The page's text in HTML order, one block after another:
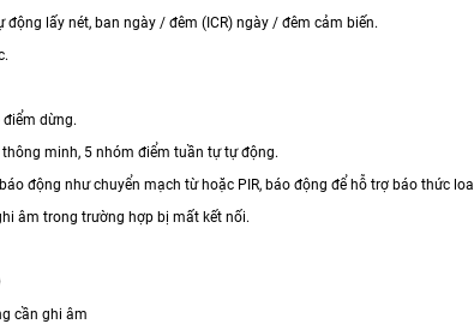
động lấy nét, ban ngày / đêm (ICR) ngày / đêm cảm biến.
điểm dừng.
minh, 5 nhóm điểm tuần tự tự động.
động như chuyển mạch từ hoặc PIR, báo động để hỗ trợ báo thức
âm trong trường hợp bị mất kết nối.
cần ghi âm